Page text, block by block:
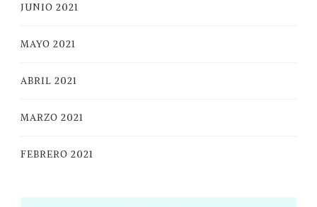
JUNIO 2021
MAYO 2021
ABRIL 2021
MARZO 2021
FEBRERO 2021